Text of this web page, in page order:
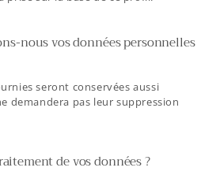
nous vos données personnelles
seront conservées aussi
demandera pas leur suppression
de vos données ?